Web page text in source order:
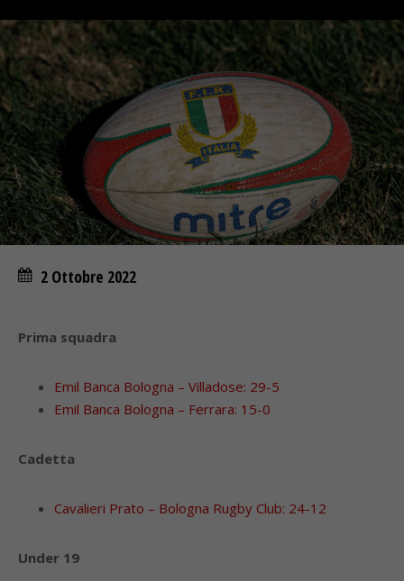
2 Ottobre 2022
Prima squadra
Emil Banca Bologna – Villadose: 29-5
Emil Banca Bologna – Ferrara: 15-0
Cadetta
Cavalieri Prato – Bologna Rugby Club: 24-12
Under 19